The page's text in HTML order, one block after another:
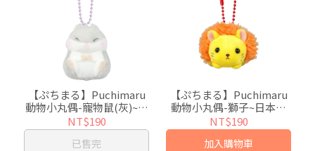
【ぷちまる】Puchimaru
動物小丸偶-寵物鼠(灰)~日
本超人氣絨毛小吊飾
NT$190
已售完
【ぷちまる】Puchimaru
動物小丸偶-獅子~日本超
人氣絨毛小吊飾
NT$190
加入購物車